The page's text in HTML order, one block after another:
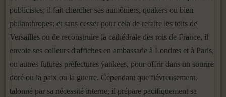
publicistes; il fait chercher ses aumôniers, quakers ou bien
philanthropes; et sans cesser pour cela de refaire les toits de
Versailles ou de reconstruire la cathédrale des rois de France, il
envoie ses colleurs d'affiches en ambas­sade à Londres et à Paris,
ou autres futures préfectures yankees, pour offrir dans un sourire
doré ou la paix ou la guerre. Cependant que fié­vreusement,
talonné par sa nécessité interne, il prépare pacifiquement sa